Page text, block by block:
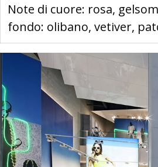
Note di cuore: rosa,
fondo: olibano, vetiver,